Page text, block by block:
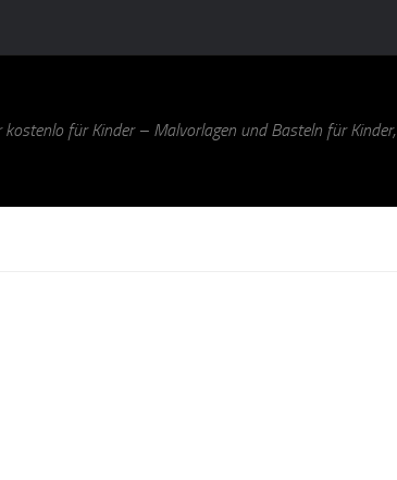
kostenlo für Kinder – Malvorlagen und Basteln für Kinder,